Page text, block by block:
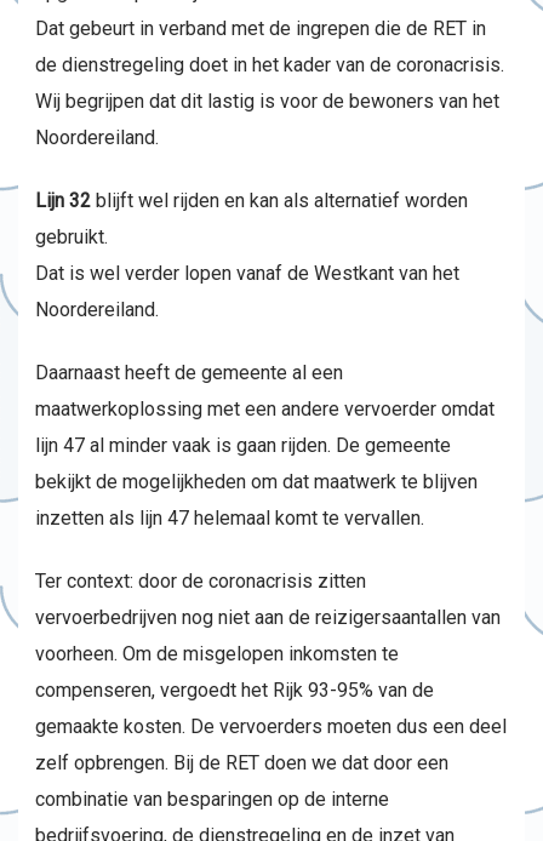
Dat gebeurt in verband met de ingrepen die de RET in
de dienstregeling doet in het kader van de coronacrisis.
Wij begrijpen dat dit lastig is voor de bewoners van het
Noordereiland.
Lijn 32 blijft wel rijden en kan als alternatief worden
gebruikt.
Dat is wel verder lopen vanaf de Westkant van het
Noordereiland.
Daarnaast heeft de gemeente al een
maatwerkoplossing met een andere vervoerder omdat
lijn 47 al minder vaak is gaan rijden. De gemeente
bekijkt de mogelijkheden om dat maatwerk te blijven
inzetten als lijn 47 helemaal komt te vervallen.
Ter context: door de coronacrisis zitten
vervoerbedrijven nog niet aan de reizigersaantallen van
voorheen. Om de misgelopen inkomsten te
compenseren, vergoedt het Rijk 93-95% van de
gemaakte kosten. De vervoerders moeten dus een deel
zelf opbrengen. Bij de RET doen we dat door een
combinatie van besparingen op de interne
bedrijfsvoering, de dienstregeling en de inzet van